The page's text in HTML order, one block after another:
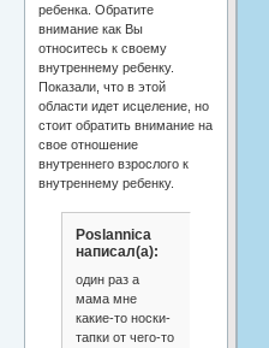
ребенка. Обратите
внимание как Вы
относитесь к своему
внутреннему ребенку.
Показали, что в этой
области идет исцеление, но
стоит обратить внимание на
свое отношение
внутреннего взрослого к
внутреннему ребенку.
Poslannica
написал(а):
один раз а
мама мне
какие-то носки-
тапки от чего-то